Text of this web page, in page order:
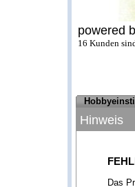
powered
16 Kunden
Hinweis
Das